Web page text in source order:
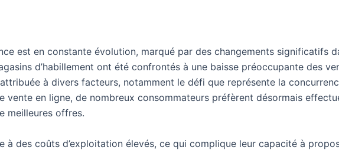
est en constante évolution, marqué par des changements significatifs
d’habillement ont été confrontés à une baisse préoccupante des
à divers facteurs, notamment le défi que représente la
vente en ligne, de nombreux consommateurs préfèrent désormais
meilleures offres.
à des coûts d’exploitation élevés, ce qui complique leur capacité à